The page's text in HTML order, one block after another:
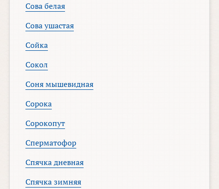
Сова белая
Сова ушастая
Сойка
Сокол
Соня мышевидная
Сорока
Сорокопут
Сперматофор
Спячка дневная
Спячка зимняя